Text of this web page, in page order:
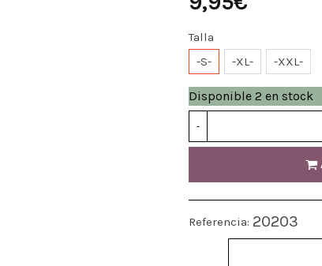
Talla
-S-
-XL- -XXL-
Disponible 2 en stock
-
Referencia: 20203